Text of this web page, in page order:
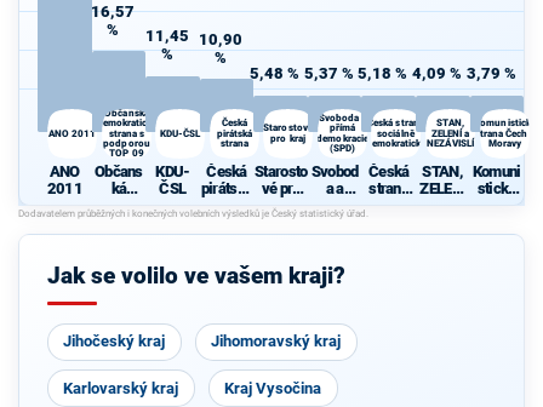
ANO 2011
ANO
2011
16,57
%
Občanská
demokratická
strana s
podporou
TOP 09
Občans
ká
demokr
atická
strana s
u TOP
11,45
%
KDU-ČSL
KDU-
ČSL
10,90
%
Česká
pirátská
strana
Česká
pirátská
strana
5,48 %
Starostové
pro kraj
Starosto
vé pro
kraj
5,37 %
Svoboda a
přímá
demokracie
(SPD)
Svobod
a a
přímá
demokr
acie
5,18 %
Česká strana
sociálně
demokratická
Česká
strana
sociálně
demokr
atická
4,09 %
STAN,
ZELENÍ a
NEZÁVISLÍ
STAN,
ZELENÍ
a
SLÍ
3,79 %
Komunistická
strana Čech a
Moravy
Komuni
stická
strana
Moravy
Jak se volilo ve vašem kraji?
Jihočeský kraj Jihomoravský kraj
Karlovarský kraj Kraj Vysočina